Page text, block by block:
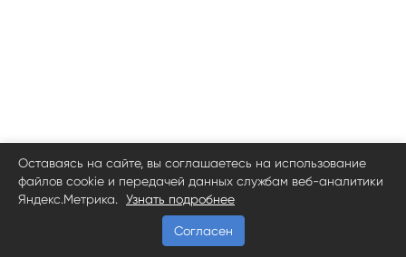
Оставаясь на сайте, вы соглашаетесь на использование
файлов cookie и передачей данных службам веб-аналитики
Яндекс.Метрика.
Узнать подробнее
Согласен